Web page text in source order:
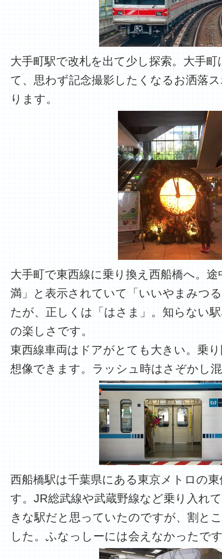
大手町駅で改札を出て少し探索。大手
て、思わず記念撮影したくなるお洒落
ります。
大手町で東西線に乗り換え西船橋へ。
満」と表示されていて「いいやまみつ
たが、正しくは「はさま」。知らない
の楽しさです。
東西線車両はドアがとても大きい。乗
想像できます。ラッシュ時はさぞかし
西船橋駅は千葉県にある東京メトロの
す。JR総武線や武蔵野線など乗り入れ
きな駅だと思っていたのですが、割と
した。ふなっしーには会えなかったで